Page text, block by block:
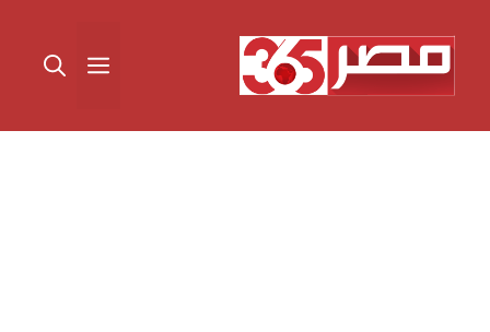
المحتوى القائمة